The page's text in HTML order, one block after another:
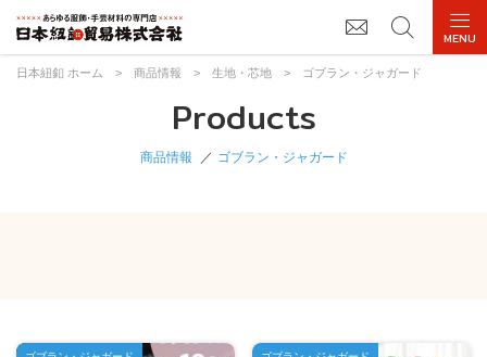
日本紐釦 ホーム > 商品情報 > 生地・芯地 > ゴブラン・ジャガード
Products
商品情報 ゴブラン・ジャガード